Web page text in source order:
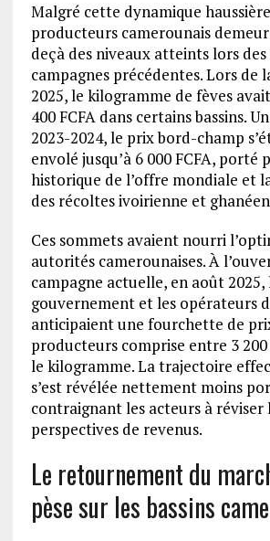
Malgré cette dynamique
producteurs camerounais
deçà des niveaux atteints lors
campagnes précédentes. Lors de
2025, le kilogramme de fèves
400 FCFA dans certains bassins.
2023-2024, le prix bord-champ
envolé jusqu’à 6 000 FCFA, porté
historique de l’offre mondiale et
des récoltes ivoirienne et
Ces sommets avaient nourri
autorités camerounaises. À
campagne actuelle, en août 2025,
gouvernement et les opérateurs
anticipaient une fourchette de
producteurs comprise entre 3 200
le kilogramme. La trajectoire
s’est révélée nettement moins
contraignant les acteurs à réviser
perspectives de revenus.
Le retournement du
pèse sur les bassins